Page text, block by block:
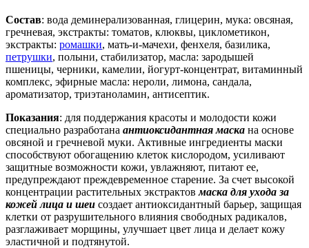
Состав: вода деминерализованная, глицерин, мука: овсяная,
гречневая, экстракты: томатов, клюквы, циклометикон,
экстракты: ромашки, мать-и-мачехи, фенхеля, базилика,
петрушки, полыни, стабилизатор, масла: зародышей
пшеницы, черники, камелии, йогурт-концентрат, витаминный
комплекс, эфирные масла: нероли, лимона, сандала,
ароматизатор, триэтаноламин, антисептик.
Показания: для поддержания красоты и молодости кожи
специально разработана антиоксидантная маска на основе
овсяной и гречневой муки. Активные ингредиенты маски
способствуют обогащению клеток кислородом, усиливают
защитные возможности кожи, увлажняют, питают ее,
предупреждают преждевременное старение. За счет высокой
концентрации растительных экстрактовмаска для ухода за
кожей лица и шеи создает антиоксидантный барьер, защищая
клетки от разрушительного влияния свободных радикалов,
разглаживает морщины, улучшает цвет лица и делает кожу
эластичной и подтянутой.